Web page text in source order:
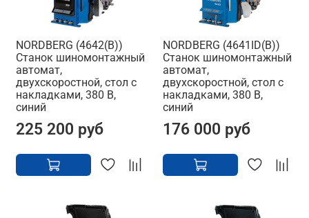
NORDBERG (4642(B))
Станок шиномонтажный
автомат,
двухскоростной, стол с
накладками, 380 В,
синий
225 200 руб
NORDBERG (4641ID(B))
Станок шиномонтажный
автомат,
двухскоростной, стол с
накладками, 380 В,
синий
176 000 руб